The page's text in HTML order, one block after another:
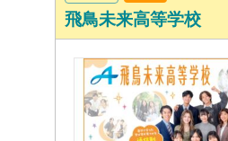
飛鳥未来高等学校